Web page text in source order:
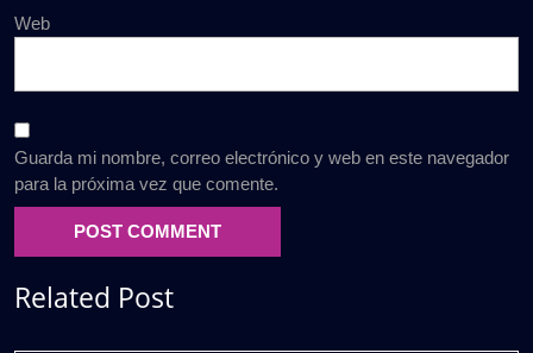
Web
Guarda mi nombre, correo electrónico y web en este navegador
para la próxima vez que comente.
Related Post